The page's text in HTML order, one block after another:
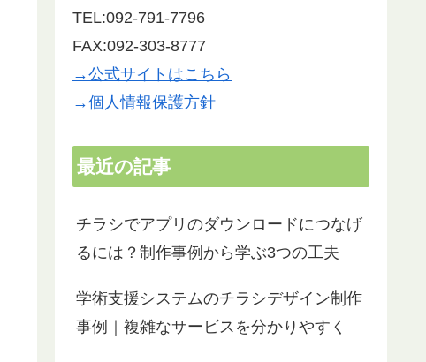
TEL:092-791-7796
FAX:092-303-8777
→公式サイトはこちら
→個人情報保護方針
最近の記事
チラシでアプリのダウンロードにつなげ
るには？制作事例から学ぶ3つの工夫
学術支援システムのチラシデザイン制作
事例｜複雑なサービスを分かりやすく